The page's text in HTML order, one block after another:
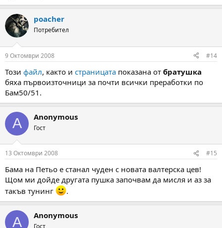
poacher
Потребител
9 Октомври 2008 #14
Този файл, както и страницата показана от братушка
бяха първоизточници за почти всички преработки по
Бам50/51.
A Anonymous
Гост
13 Октомври 2008 #15
Бама на Петьо е станал чуден с новата валтерска цев!
Щом ми дойде другата пушка започвам да мисля и аз за
такъв тунинг
.
A Anonymous
Гост